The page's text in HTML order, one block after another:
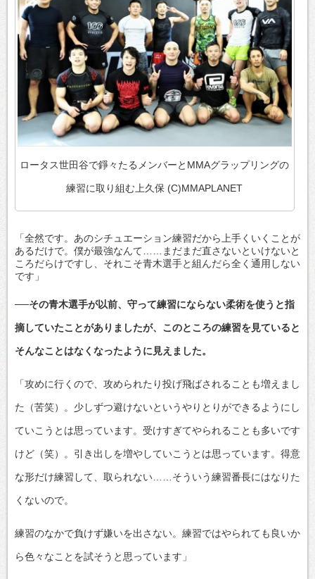
ロータス世田谷で錚々たるメンバーとMMAグラップリングの
練習に取り組む上久保 (C)MMAPLANET
「全然です。あのシチュエーション練習だから上手くいくことが
あるだけで。僕が最強なんて……まだまだ直さないといけないと
ころだらけですし、それこそ青木選手と組んだら全く通用しない
です」
──その青木選手が以前、守って練習にならない柔術を使うと指
摘していたことがありましたが、このところの練習を見ていると
そんなことはなくなったように見えました。
「攻めに行くので、攻められたり投げ飛ばされることも増えまし
た（苦笑）。少しずつ避けないというやりとりができるようにし
ていこうとは思っています。受けすぎてやられることも多いです
けど（笑）。引き出しを増やしていこうとは思っています。得意
な形だけ練習して、取られない……そういう練習番長にはなりた
くないので。
練習のなかで負けず嫌いを出さない。練習ではやられても良いか
ら色々なことを試そうと思っています」